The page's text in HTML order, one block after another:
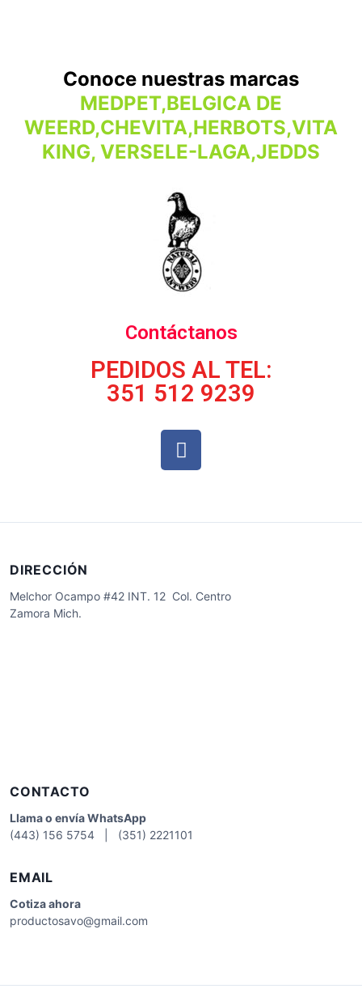
Conoce nuestras marcas
MEDPET,BELGICA DE
WEERD,CHEVITA,HERBOTS,VITA
KING, VERSELE-LAGA,JEDDS
Contáctanos
PEDIDOS AL TEL:
351 512 9239
DIRECCIÓN
Melchor Ocampo #42 INT. 12 Col. Centro
Zamora Mich.
CONTACTO
Llama o envía WhatsApp
(443) 156 5754 | (351) 2221101
EMAIL
Cotizaahora
productosavo@gmail.com